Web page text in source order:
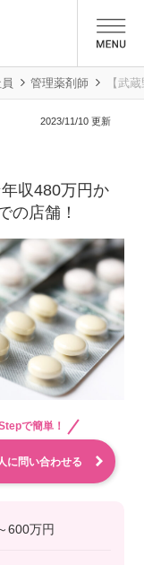
管理薬剤師 【武
2023/11/10 更新
収480万円か
の店舗！
で簡単！
に問い合わせる
600万円